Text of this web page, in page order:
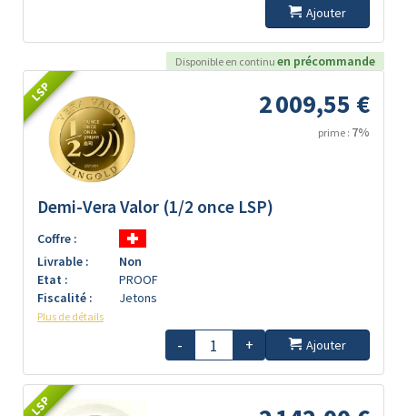
Ajouter
Disponible en continu en précommande
LSP 2 009,55 €
prime : 7%
Demi-Vera Valor (1/2 once LSP)
Coffre :
Livrable :
Non
Etat :
PROOF
Fiscalité :
Jetons
Plus de détails
- + Ajouter
LSP